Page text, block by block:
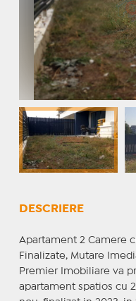
DESCRIERE
Apartament 2 Camere
Finalizate, Mutare
Premier Imobiliare va
apartament spatios cu